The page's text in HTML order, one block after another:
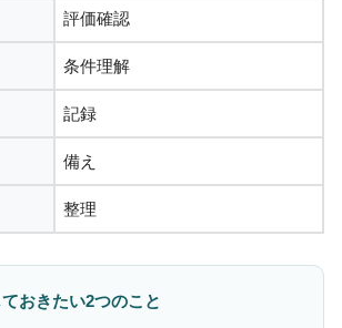
評価確認
条件理解
記録
備え
整理
おきたい2つのこと